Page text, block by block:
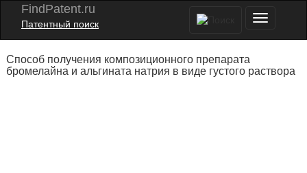
FindPatent.ru
Патентный поиск
Способ получения композиционного препарата
бромелайна и альгината натрия в виде густого раствора